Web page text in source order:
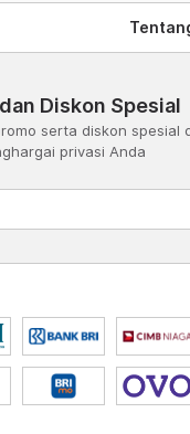
Diskon Spesial
serta diskon spesial
privasi Anda